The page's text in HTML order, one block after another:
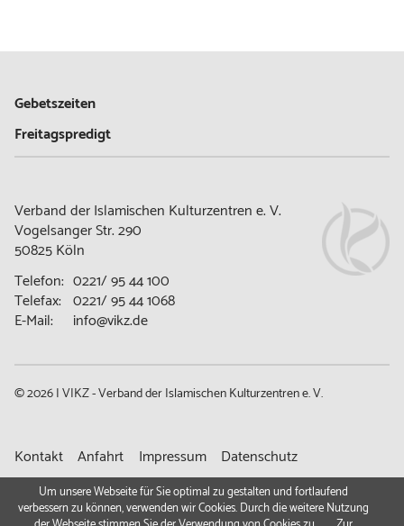
Gebetszeiten
Freitagspredigt
Verband der Islamischen Kulturzentren e. V.
Vogelsanger Str. 290
50825 Köln
Telefon: 0221/ 95 44 100
Telefax: 0221/ 95 44 1068
E-Mail:
info@vikz.de
© 2026 | VIKZ - Verband der Islamischen Kulturzentren e. V.
Navigation
überspringen
Kontakt Anfahrt Impressum
Datenschutz
Gemeindeportal
Um unsere Webseite für Sie optimal zu gestalten und fortlaufend
verbessern zu können, verwenden wir Cookies. Durch die weitere Nutzung